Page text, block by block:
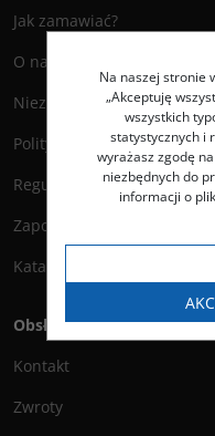
Jak zamawiać?
O nas
Niezbędnik Autora
Polityka prywatności
Regulamin księgarni
Zapowiedzi
Katalog
Obsługa klienta
Kontakt
Zwroty
Na naszej stronie
„Akceptuję
wszystkich
statystycznych i
wyrażasz zgodę
niezbędnych do
informacji o